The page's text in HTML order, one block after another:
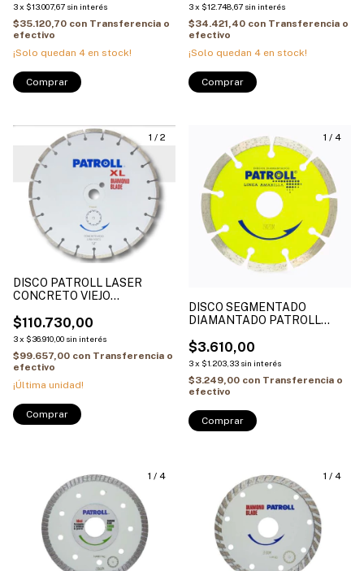
3x $13.007,67 sin interés
$35.120,70 con Transferencia o
efectivo
¡Solo quedan 4 en stock!
Comprar
3x $12.748,67 sin interés
$34.421,40 con Transferencia o
efectivo
¡Solo quedan 4 en stock!
Comprar
1 / 2
DISCO PATROLL LASER
CONCRETO VIEJO
(12-14-16-18) L300-10OCS
PATROL
$110.730,00
3x $36.910,00 sin interés
$99.657,00 con Transferencia o
efectivo
¡Última unidad!
Comprar
1 / 4
DISCO SEGMENTADO
DIAMANTADO PATROLL
(ESTANDAR) PYS
$3.610,00
3x $1.203,33 sin interés
$3.249,00 con Transferencia o
efectivo
Comprar
1 / 4 1 / 4